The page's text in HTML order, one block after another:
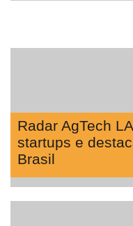
Radar AgTech
startups e
Brasil